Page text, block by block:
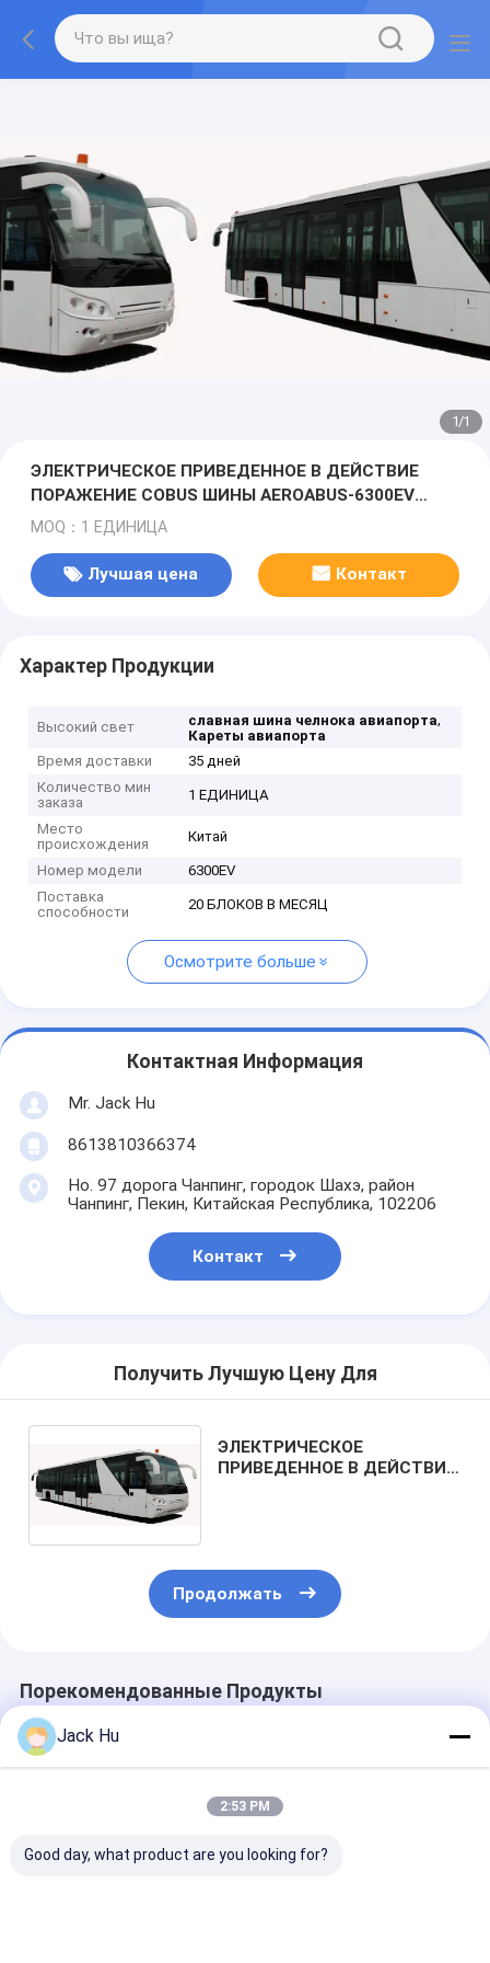
1/1
ЭЛЕКТРИЧЕСКОЕ ПРИВЕДЕННОЕ В ДЕЙСТВИЕ
ПОРАЖЕНИЕ COBUS ШИНЫ AEROABUS-6300EV
РИСБЕРМЫ
MOQ：1 ЕДИНИЦА
Лучшая цена Контакт
Характер Продукции
Высокий свет славная шина челнока авиапорта,
Кареты авиапорта
Время доставки
35 дней
Количество мин
заказа
1 ЕДИНИЦА
Место
происхождения
Китай
Номер модели
6300EV
Поставка
способности
20 БЛОКОВ В МЕСЯЦ
Осмотрите больше
Контактная Информация
Mr. Jack Hu
8613810366374
Но. 97 дорога Чанпинг, городок Шахэ, район
Чанпинг, Пекин, Китайская Республика, 102206
Контакт
Получить Лучшую Цену Для
ЭЛЕКТРИЧЕСКОЕ
ПРИВЕДЕННОЕ В ДЕЙСТВИЕ
Продолжать
Порекомендованные Продукты
Jack Hu
2:53 PM
Good day, what product are you looking for?